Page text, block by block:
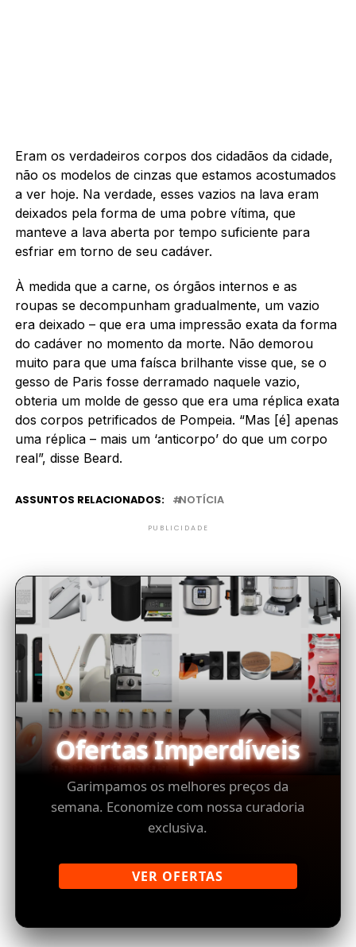
Eram os verdadeiros corpos dos cidadãos da cidade,
não os modelos de cinzas que estamos acostumados
a ver hoje. Na verdade, esses vazios na lava eram
deixados pela forma de uma pobre vítima, que
manteve a lava aberta por tempo suficiente para
esfriar em torno de seu cadáver.
À medida que a carne, os órgãos internos e as
roupas se decompunham gradualmente, um vazio
era deixado – que era uma impressão exata da forma
do cadáver no momento da morte. Não demorou
muito para que uma faísca brilhante visse que, se o
gesso de Paris fosse derramado naquele vazio,
obteria um molde de gesso que era uma réplica exata
dos corpos petrificados de Pompeia. “Mas [é] apenas
uma réplica – mais um ‘anticorpo’ do que um corpo
real”, disse Beard.
ASSUNTOS RELACIONADOS: NOTÍCIA
PUBLICIDADE
Ofertas Imperdíveis
Garimpamos os melhores preços da
semana. Economize com nossa curadoria
exclusiva.
VER OFERTAS